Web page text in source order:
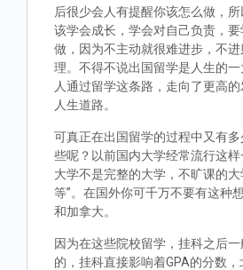
后很少会人有提醒你该怎么做，
该学会成长，学会对自己负责，
做，因为不主动就很难进步，不
理。不得不说出国留学是人生的
人通过留学这条路，走向了更高
人生道路。
可真正在出国留学的过程中又有
些呢？以前国内大学经常流行这样
大学不是完整的大学，不旷课的
等”。在国外你可千万不要有这种
和加拿大。
因为在这些院校留学，挂科之后
的，挂科直接影响着GPA的分数